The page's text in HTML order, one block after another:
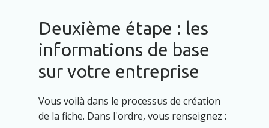
Deuxième étape : les
informations de base
sur votre entreprise
Vous voilà dans le processus de création
de la fiche. Dans l'ordre, vous renseignez :